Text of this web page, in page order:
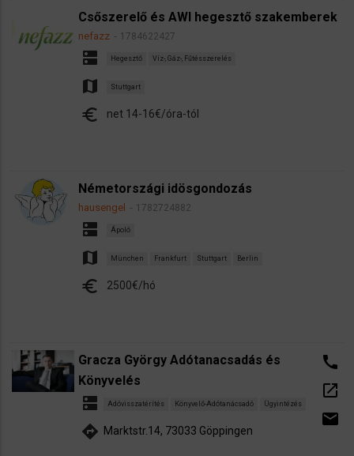
Csőszerelő és AWI hegesztő szakemberek
nefazz 1784622427
dns Hegesztő Víz-, Gáz-, Fűtésszerelés
map Stuttgart
euro net 14-16€/óra-tól
Németországi idösgondozás
hausengel 1782724882
dns Ápoló
map München Frankfurt Stuttgart Berlin
euro 2500€/hó
Gracza György Adótanacsadás és
Könyvelés
dns Adóvisszatérítés Könyvelő-Adótanácsadó Ügyintézés
directions Marktstr.14, 73033 Göppingen
call
open_in_new
email